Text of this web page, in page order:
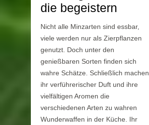
die begeistern
Nicht alle Minzarten sind essbar,
viele werden nur als Zierpflanzen
genutzt. Doch unter den
genießbaren Sorten finden sich
wahre Schätze. Schließlich machen
ihr verführerischer Duft und ihre
vielfältigen Aromen die
verschiedenen Arten zu wahren
Wunderwaffen in der Küche. Ihr